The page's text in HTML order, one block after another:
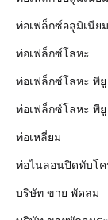
ท่อเฟล็กซ์อลูมิเนีย
ท่อเฟล็กซ์โลหะ
ท่อเฟล็กซ์โลหะ พียู
ท่อเฟล็กซ์โลหะ พี
ท่อเหลี่ยม
ท่อไนลอนปิดทับโค
บริษัท ขาย พัดลม